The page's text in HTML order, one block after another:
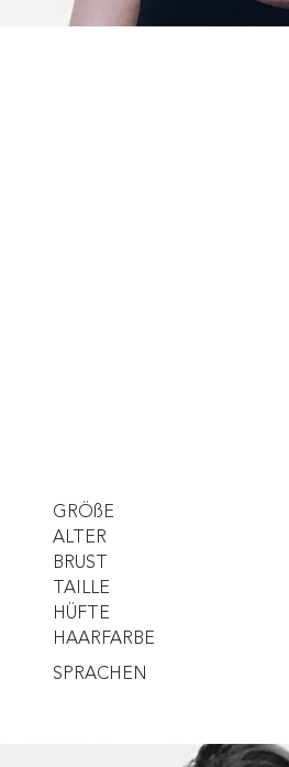
GRÖßE
ALTER
BRUST
TAILLE
HÜFTE
HAARFARBE
SPRACHEN